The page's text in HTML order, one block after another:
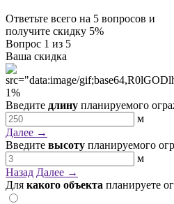
Ответьте всего на 5 вопросов и
получите скидку 5%
Вопрос 1 из 5
Ваша скидка
1%
Введите длину планируемого
м
Далее →
Введите высоту планируемого
м
Назад Далее →
Для какого объекта планируете